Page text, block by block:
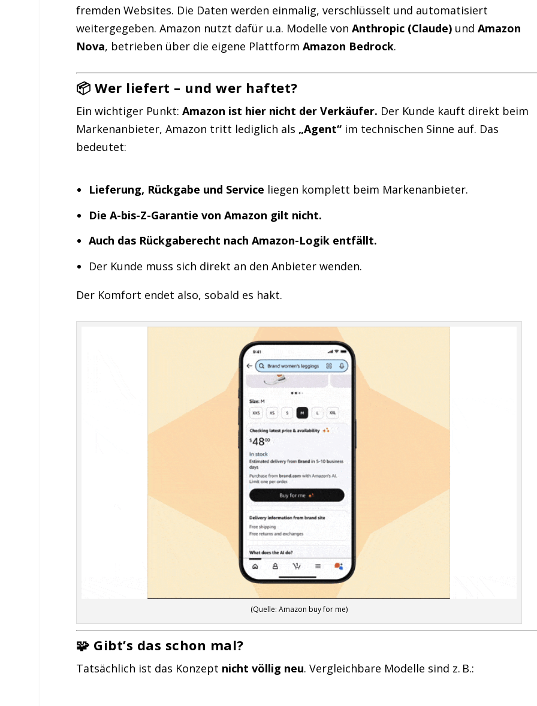
fremden Websites. Die Daten werden einmalig, verschlüsselt und automatisiert
weitergegeben. Amazon nutzt dafür u.a. Modelle vonAnthropic (Claude) undAmazon
Nova, betrieben über die eigene PlattformAmazon Bedrock.
📦 Wer liefert – und wer haftet?
Ein wichtiger Punkt:Amazon ist hier nicht der Verkäufer. Der Kunde kauft direkt beim
Markenanbieter, Amazon tritt lediglich als „Agent“ im technischen Sinne auf. Das
bedeutet:
Lieferung, Rückgabe und Service liegen komplett beim Markenanbieter.
Die A-bis-Z-Garantie von Amazon gilt nicht.
Auch das Rückgaberecht nach Amazon-Logik entfällt.
Der Kunde muss sich direkt an den Anbieter wenden.
Der Komfort endet also, sobald es hakt.
(Quelle: Amazon buy for me)
🧩 Gibt’s das schon mal?
Tatsächlich ist das Konzept nicht völlig neu. Vergleichbare Modelle sind z. B.: